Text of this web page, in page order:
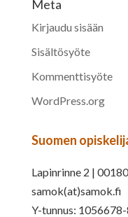
Meta
Kirjaudu sisään
Sisältösyöte
Kommenttisyöte
WordPress.org
Suomen
Lapinrinne 2 |
samok(at)samok.fi
Y-tunnus: